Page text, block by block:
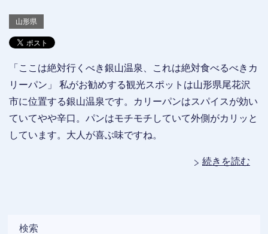
山形県
「ここは絶対行くべき銀山温泉、これは絶対食べるべきカ
リーパン」 私がお勧めする観光スポットは山形県尾花沢
市に位置する銀山温泉です。カリーパンはスパイスが効い
ていてやや辛口。パンはモチモチしていて外側がカリッと
しています。大人が喜ぶ味ですね。
続きを読む
検索